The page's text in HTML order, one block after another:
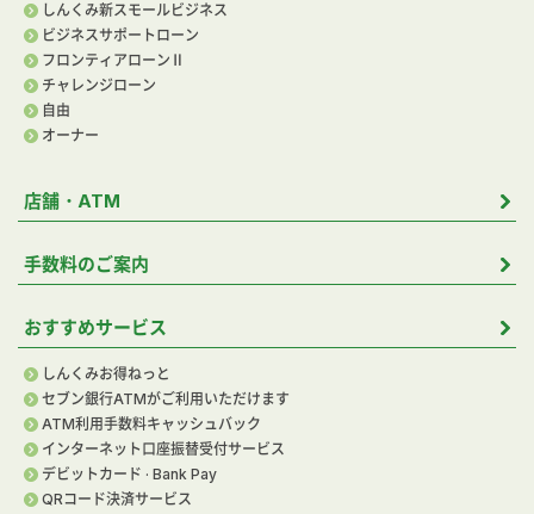
しんくみ新スモールビジネス
ビジネスサポートローン
フロンティアローンⅡ
チャレンジローン
自由
オーナー
店舗・ATM
手数料のご案内
おすすめサービス
しんくみお得ねっと
セブン銀行ATMがご利用いただけます
ATM利用手数料キャッシュバック
インターネット口座振替受付サービス
デビットカード · Bank Pay
QRコード決済サービス